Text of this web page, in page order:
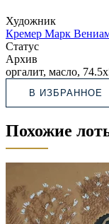
Художник
Кремер Марк
Статус
Архив
оргалит, масло,
В ИЗБРАННОЕ
Похожие